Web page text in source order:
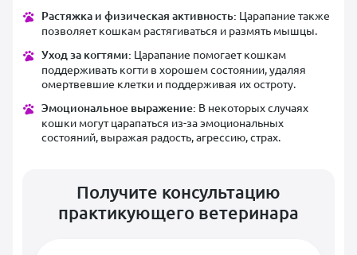
Растяжка и физическая активность: Царапание также
позволяет кошкам растягиваться и размять мышцы.
Уход за когтями: Царапание помогает кошкам
поддерживать когти в хорошем состоянии, удаляя
омертвевшие клетки и поддерживая их остроту.
Эмоциональное выражение: В некоторых случаях
кошки могут царапаться из-за эмоциональных
состояний, выражая радость, агрессию, страх.
Получите консультацию
практикующего ветеринара